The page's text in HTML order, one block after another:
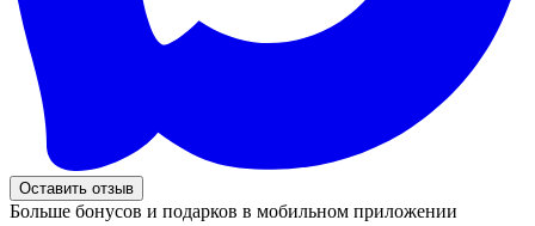
Оставить отзыв
Больше бонусов и подарков в мобильном приложении